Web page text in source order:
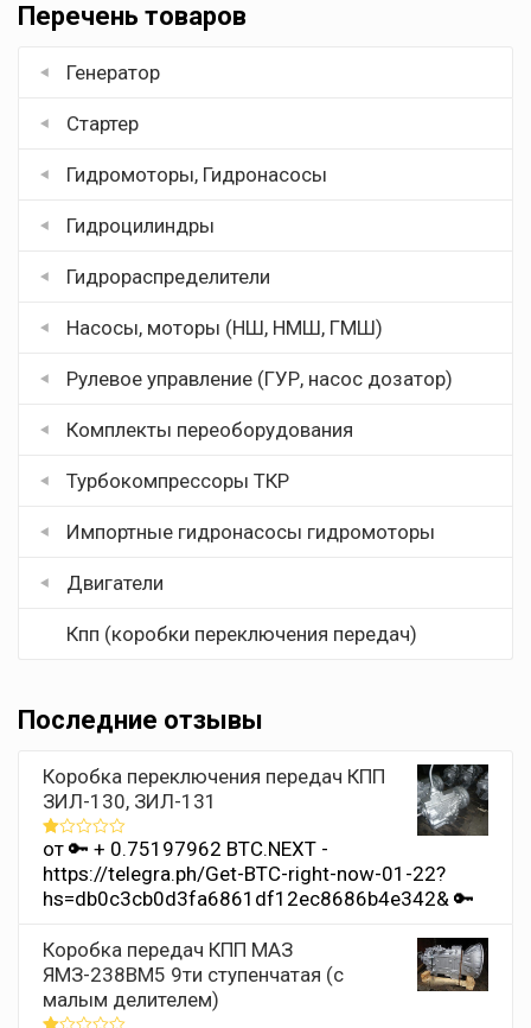
Перечень товаров
Генератор
Стартер
Гидромоторы, Гидронасосы
Гидроцилиндры
Гидрораспределители
Насосы, моторы (НШ, НМШ, ГМШ)
Рулевое управление (ГУР, насос дозатор)
Комплекты переоборудования
Турбокомпрессоры ТКР
Импортные гидронасосы гидромоторы
Двигатели
Кпп (коробки переключения передач)
Последние отзывы
Коробка переключения передач КПП
ЗИЛ-130, ЗИЛ-131
Оценка
1
из
5
от 🔑 + 0.75197962 BTC.NEXT -
https://telegra.ph/Get-BTC-right-now-01-22?
hs=db0c3cb0d3fa6861df12ec8686b4e342& 🔑
Коробка передач КПП МАЗ
ЯМЗ-238ВМ5 9ти ступенчатая (с
малым делителем)